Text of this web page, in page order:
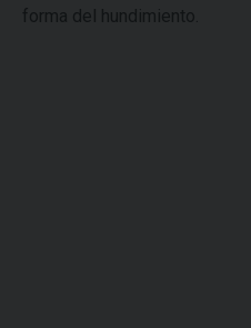
forma del hundimiento.